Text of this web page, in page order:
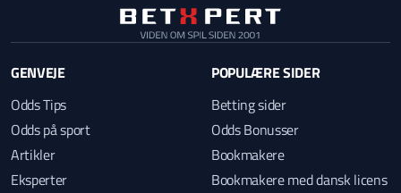
GENVEJE
Odds Tips
Odds på sport
Artikler
Eksperter
POPULÆRE SIDER
Betting sider
Odds Bonusser
Bookmakere
Bookmakere med dansk licens